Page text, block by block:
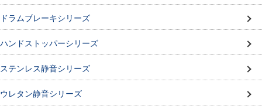
ドラムブレーキシリーズ
ハンドストッパーシリーズ
ステンレス静音シリーズ
ウレタン静音シリーズ